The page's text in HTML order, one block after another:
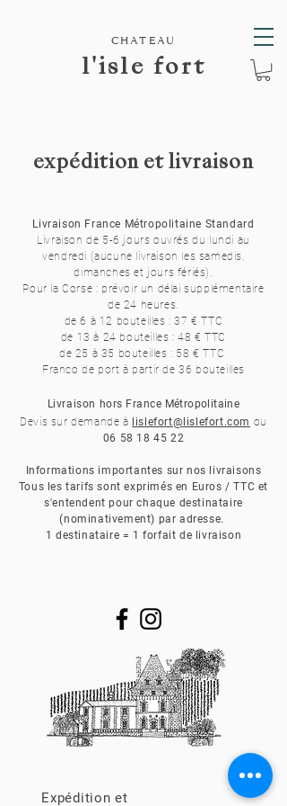
CHATEAU
l'isle fort
expédition et livraison
Livraison France Métropolitaine Standard
Livraison de 5-6 jours ouvrés d u lundi au
vendredi (aucune livraison les samedis,
dimanches et jours fériés).
Pour la Corse : prévoir un délai supplémentaire
de 24 heures.
de 6 à 12 bouteilles : 37 € TTC
de 13 à 24 bouteilles : 48 € TTC
de 25 à 35 bouteilles : 58 € TTC
Franco de port à partir de 36 bouteilles
Livraison hors France Métropolitaine
Devis sur demande à
lislefort@lislefort.com ou
06 58 18 45 22
Informations importantes sur nos livraisons
Tous les tarifs sont exprimés en Euros / TTC et
s'entendent pour chaque destinataire
(nominativement) par adresse.
1 destinataire = 1 forfait de livraison
Expédition et